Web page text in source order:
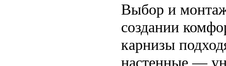
Выбор и
создании
карнизы
настенные —